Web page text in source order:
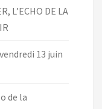
L’ECHO DE LA
13 juin
de la